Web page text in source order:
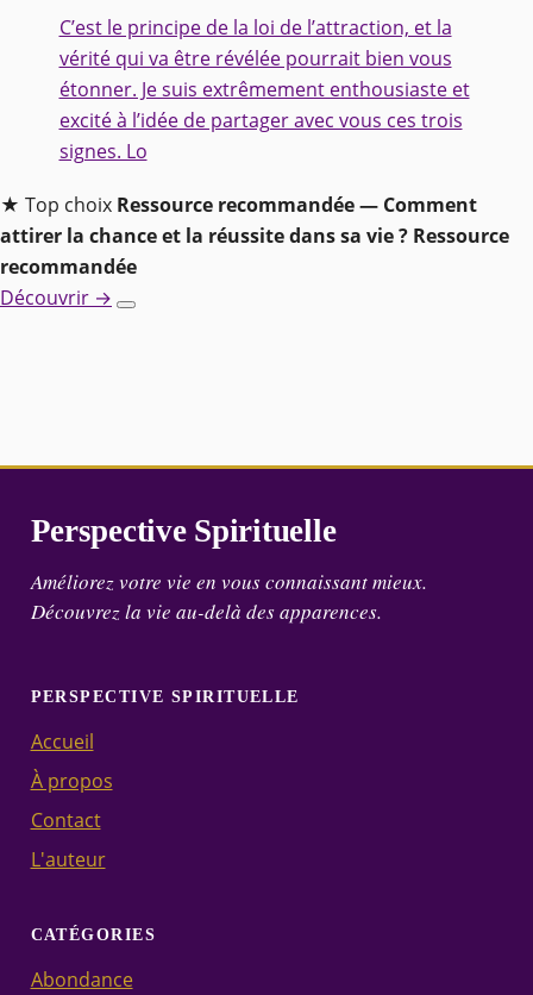
C’est le principe de la loi de l’attraction, et la
vérité qui va être révélée pourrait bien vous
étonner. Je suis extrêmement enthousiaste et
excité à l’idée de partager avec vous ces trois
signes. Lo
★ Top choix Ressource recommandée — Comment
attirer la chance et la réussite dans sa vie ? Ressource
recommandée
Découvrir →
Perspective Spirituelle
Améliorez votre vie en vous connaissant mieux.
Découvrez la vie au-delà des apparences.
PERSPECTIVE SPIRITUELLE
Accueil
À propos
Contact
L'auteur
CATÉGORIES
Abondance